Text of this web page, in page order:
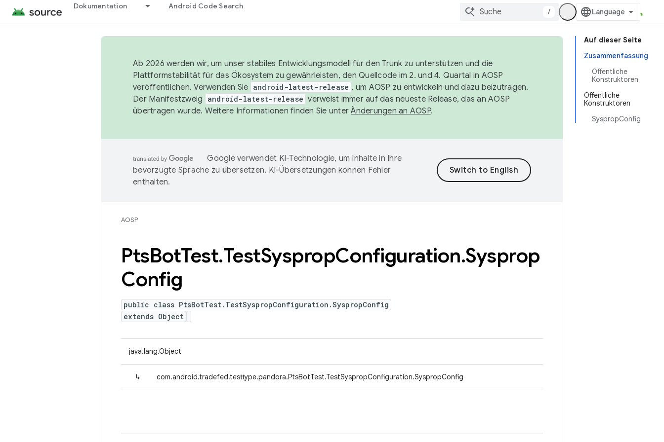
Dokumentation Android Code Search
/
Auf dieser Seite
Zusammenfassung
Öffentliche
Konstruktoren
Öffentliche
Konstruktoren
SyspropConfig
Ab 2026 werden wir, um unser stabiles Entwicklungsmodell für den Trunk zu unterstützen und die
Plattformstabilität für das Ökosystem zu gewährleisten, den Quellcode im 2. und 4. Quartal in AOSP
veröffentlichen. Verwenden Sie android-latest-release , um AOSP zu entwickeln und dazu beizutragen.
Der Manifestzweig
android-latest-release verweist immer auf das neueste Release, das an AOSP
übertragen wurde. Weitere Informationen finden Sie unterÄnderungen an AOSP.
Google verwendet KI-Technologie, um Inhalte in Ihre
bevorzugte Sprache zu übersetzen. KI-Übersetzungen können Fehler
enthalten.
AOSP
PtsBotTest.TestSyspropConfiguration.Sysprop
Config
public class PtsBotTest.TestSyspropConfiguration.SyspropConfig
extends Object
java.lang.Object
↳ com.android.tradefed.testtype.pandora.PtsBotTest.TestSyspropConfiguration.SyspropConfig